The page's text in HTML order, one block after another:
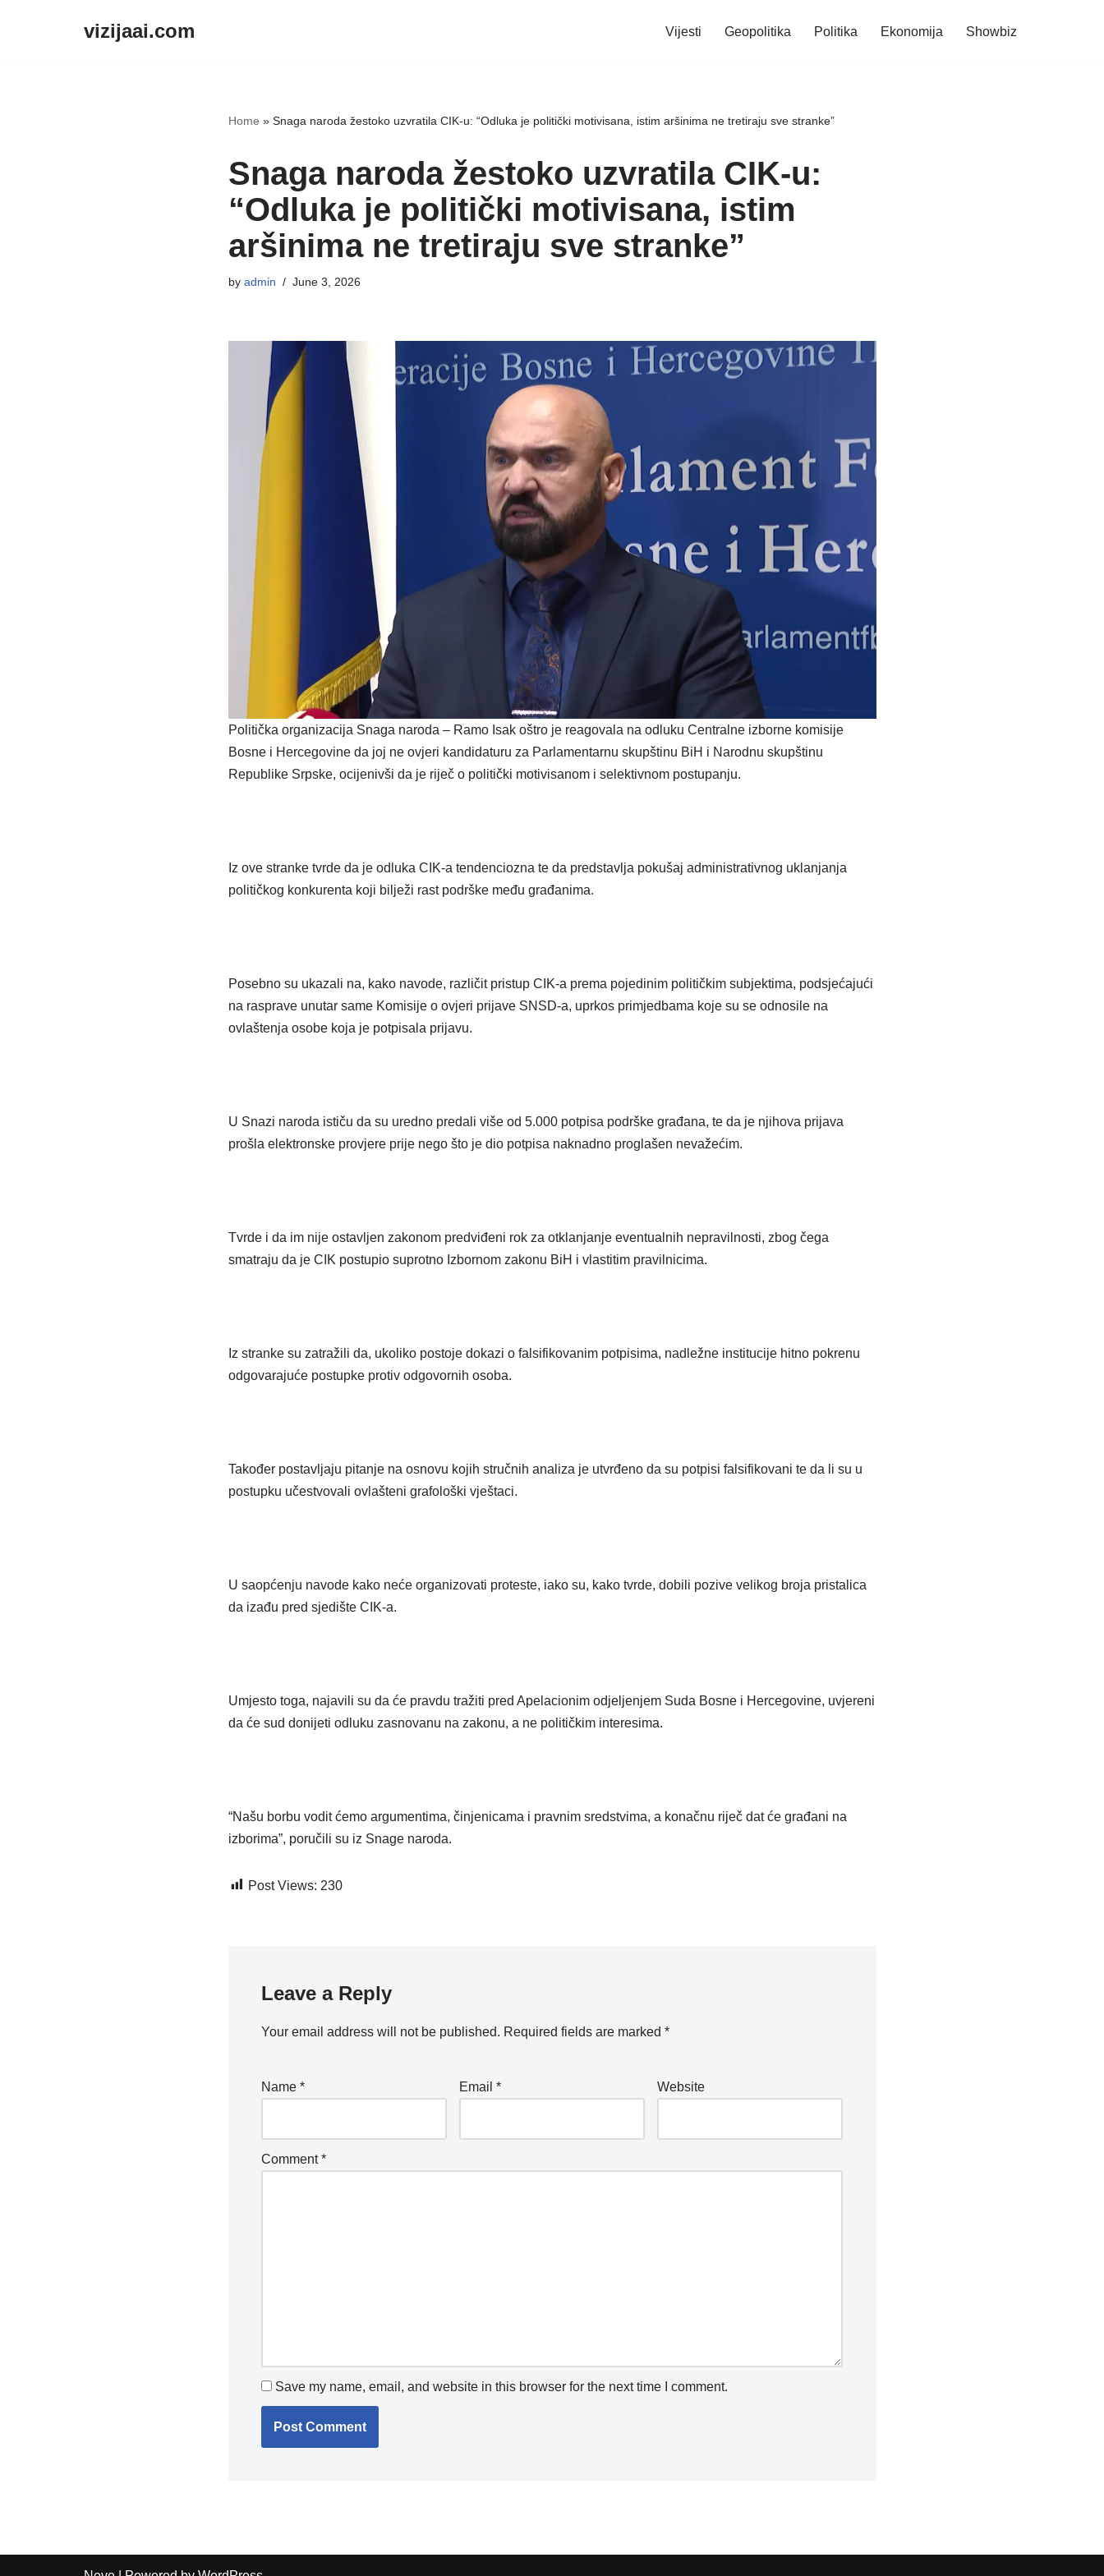
vizijaai.com Vijesti Geopolitika Politika Ekonomija Showbiz
Home » Snaga naroda žestoko uzvratila CIK-u: “Odluka je politički motivisana, istim aršinima ne tretiraju sve stranke”
Snaga naroda žestoko uzvratila CIK-u:
“Odluka je politički motivisana, istim
aršinima ne tretiraju sve stranke”
by admin June 3, 2026
Politička organizacija Snaga naroda – Ramo Isak oštro je reagovala na odluku Centralne izborne komisije
Bosne i Hercegovine da joj ne ovjeri kandidaturu za Parlamentarnu skupštinu BiH i Narodnu skupštinu
Republike Srpske, ocijenivši da je riječ o politički motivisanom i selektivnom postupanju.
Iz ove stranke tvrde da je odluka CIK-a tendenciozna te da predstavlja pokušaj administrativnog uklanjanja
političkog konkurenta koji bilježi rast podrške među građanima.
Posebno su ukazali na, kako navode, različit pristup CIK-a prema pojedinim političkim subjektima, podsjećajući
na rasprave unutar same Komisije o ovjeri prijave SNSD-a, uprkos primjedbama koje su se odnosile na
ovlaštenja osobe koja je potpisala prijavu.
U Snazi naroda ističu da su uredno predali više od 5.000 potpisa podrške građana, te da je njihova prijava
prošla elektronske provjere prije nego što je dio potpisa naknadno proglašen nevažećim.
Tvrde i da im nije ostavljen zakonom predviđeni rok za otklanjanje eventualnih nepravilnosti, zbog čega
smatraju da je CIK postupio suprotno Izbornom zakonu BiH i vlastitim pravilnicima.
Iz stranke su zatražili da, ukoliko postoje dokazi o falsifikovanim potpisima, nadležne institucije hitno pokrenu
odgovarajuće postupke protiv odgovornih osoba.
Također postavljaju pitanje na osnovu kojih stručnih analiza je utvrđeno da su potpisi falsifikovani te da li su u
postupku učestvovali ovlašteni grafološki vještaci.
U saopćenju navode kako neće organizovati proteste, iako su, kako tvrde, dobili pozive velikog broja pristalica
da izađu pred sjedište CIK-a.
Umjesto toga, najavili su da će pravdu tražiti pred Apelacionim odjeljenjem Suda Bosne i Hercegovine, uvjereni
da će sud donijeti odluku zasnovanu na zakonu, a ne političkim interesima.
“Našu borbu vodit ćemo argumentima, činjenicama i pravnim sredstvima, a konačnu riječ dat će građani na
izborima”, poručili su iz Snage naroda.
Post Views: 230
Leave a Reply
Your email address will not be published. Required fields are marked *
Name * Email * Website
Comment*
Save my name, email, and website in this browser for the next time I comment.